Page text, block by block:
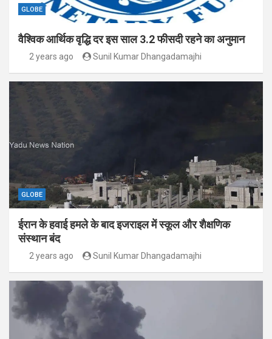
GLOBE
वैश्विक आर्थिक वृद्धि दर इस साल 3.2 फीसदी रहने का अनुमान
2 years ago Sunil Kumar Dhangadamajhi
GLOBE
ईरान के हवाई हमले के बाद इजराइल में स्कूल और शैक्षणिक
संस्थान बंद
2 years ago Sunil Kumar Dhangadamajhi